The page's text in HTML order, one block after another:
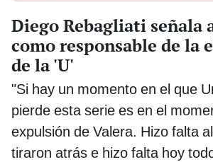
Diego Rebagliati señala
como responsable de la
de la 'U'
"Si hay un momento en el que
pierde esta serie es en el
expulsión de Valera. Hizo falta
tiraron atrás e hizo falta hoy